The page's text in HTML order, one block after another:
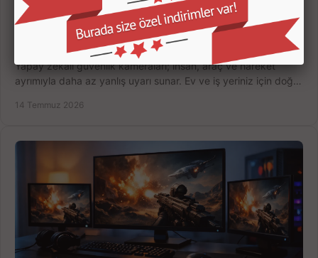
Yapay Zekalı Güvenlik Kameraları Nasıl Seçilir?
Yapay zekalı güvenlik kameraları; insan, araç ve hareket
ayrımıyla daha az yanlış uyarı sunar. Ev ve iş yeriniz için doğru
14 Temmuz 2026